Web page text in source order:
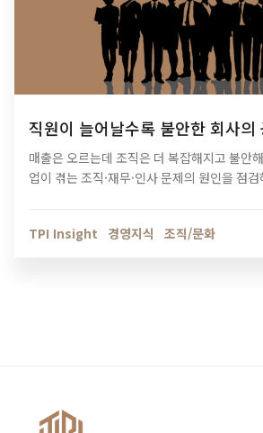
직원이 늘어날수록 불안한 회사의
매출은 오르는데 조직은 더 복잡해지고 불안
업이 겪는 조직·재무·인사 문제의 원인을 점
TPI Insight
경영지식 조직/문화